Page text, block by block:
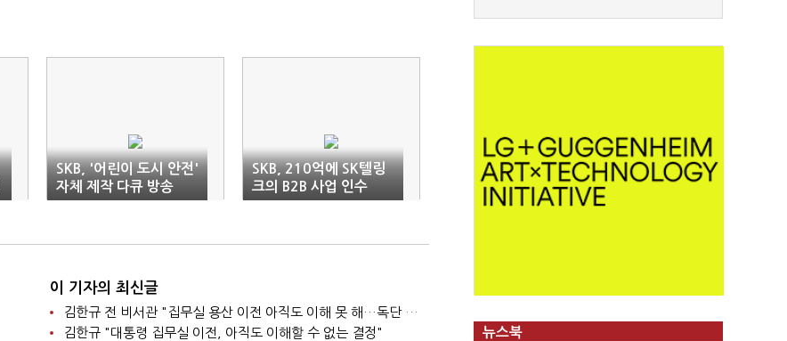
SKB, '어린이 도시 안전'
자체 제작 다큐 방송
SKB, 210억에 SK텔링
크의 B2B 사업 인수
이 기자의 최신글
김한규 전 비서관 "집무실 용산 이전 아직도 이해 못 해…독단 우려"
김한규 "대통령 집무실 이전, 아직도 이해할 수 없는 결정"
뉴스북